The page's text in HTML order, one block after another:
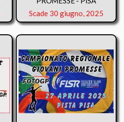
Scade 30 giugno, 2025